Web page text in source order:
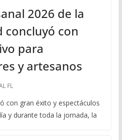
2026 de la
concluyó con
para
y artesanos
FL
con gran éxito y espectáculos
y durante toda la jornada, la